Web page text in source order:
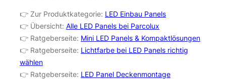
👉 Zur Produktkategorie: LED Einbau Panels
👉 Übersicht: Alle LED Panels bei Parcolux
👉 Ratgeberseite: Mini LED Panels & Kompaktlösungen
👉 Ratgeberseite: Lichtfarbe bei LED Panels richtig
wählen
👉 Ratgeberseite: LED Panel Deckenmontage